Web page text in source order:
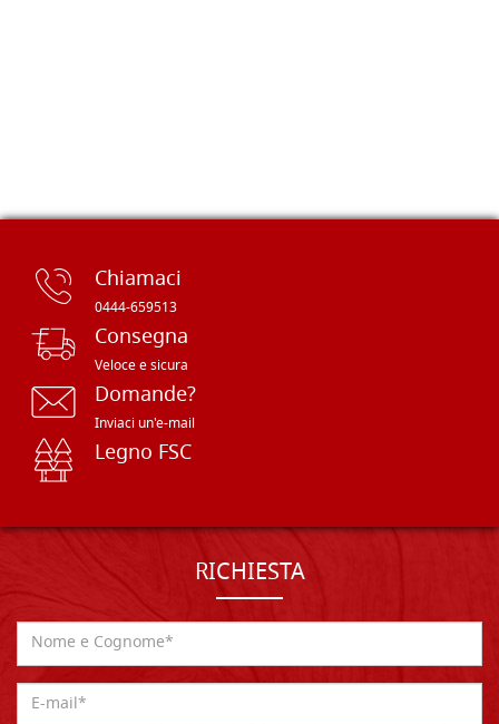
Chiamaci
0444-659513
Consegna
Veloce e sicura
Domande?
Inviaci un'e-mail
Legno FSC
RICHIESTA